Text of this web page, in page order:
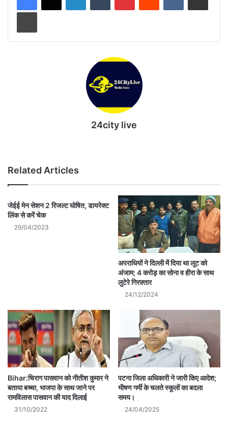
Print
24city live
Related Articles
जेईई मेन सेशन 2 रिजल्‍ट घोषित, डायरेक्‍ट
लिंक से करें चेक
29/04/2023
अपराधियों ने दिल्ली में दिया था लूट को
अंजाम; 4 करोड़ का सोना व हीरा के साथ
लुटेरे गिरफ़्तार
24/12/2024
Bihar:चिराग पासवान को नीतीश कुमार ने
बताया बच्चा, भाजपा के साथ जाने पर
रामविलास पासवान की याद दिलाई
31/10/2022
पटना जिला अधिकारी ने जारी किए आदेश;
भीषण गर्मी के चलते स्कूलों का बदला
समय।
24/04/2025